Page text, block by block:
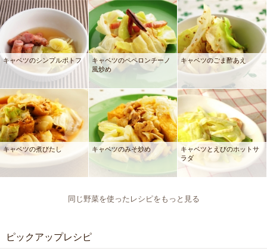
キャベツのシンプルポトフ
キャベツのペペロンチーノ
風炒め
キャベツのごま酢あえ
キャベツの煮びたし キャベツのみそ炒め
キャベツとえびのホットサ
ラダ
同じ野菜を使ったレシピをもっと見る
ピックアップレシピ